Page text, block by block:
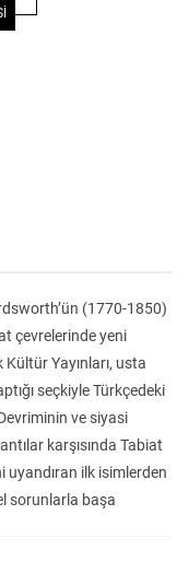
Kesişimler
Bilim (1770-1850)
çevrelerinde yeni
Yayınları, usta
seçkiyle Türkçedeki
ve siyasi
karşısında Tabiat
uyandıran ilk isimlerden
sorunlarla başa
çevreye büyük sorunlar